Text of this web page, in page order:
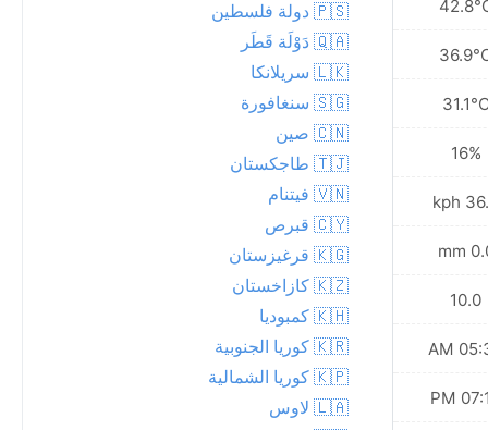
31.1°C
16%
36.7
0.0
10.0
07:12
40.3°C
34.5°C
27.9°C
23%
39.2 kph
0.0 mm
10.0
05:37 AM
07:11 PM
🇵🇸 دولة فلسطين
🇶🇦 دَوْلَة قَطَر
🇱🇰 سريلانكا
🇸🇬 سنغافورة
🇨🇳 صين
🇹🇯 طاجكستان
🇻🇳 فيتنام
🇨🇾 قبرص
🇰🇬 قرغيزستان
🇰🇿 كازاخستان
🇰🇭 كمبوديا
🇰🇷 كوريا الجنوبية
🇰🇵 كوريا الشمالية
🇱🇦 لاوس